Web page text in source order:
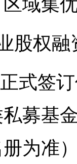
域集
股权融
式签
募基
为准